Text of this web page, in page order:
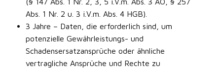
Abs. 1 Nr. 2 u. 3 i.V.m. Abs. 4 HGB).
3 Jahre – Daten, die erforderlich sind, um
potenzielle Gewährleistungs- und
Schadensersatzansprüche oder ähnliche
vertragliche Ansprüche und Rechte zu